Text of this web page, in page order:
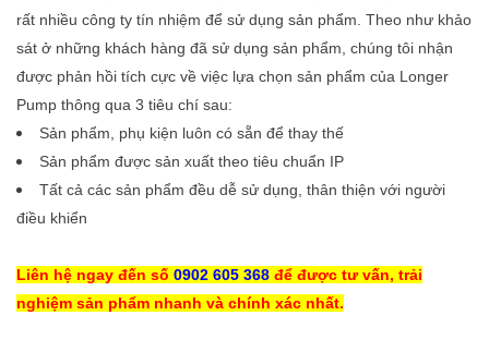
rất nhiều công ty tín nhiệm để sử dụng sản phẩm. Theo như khảo
sát ở những khách hàng đã sử dụng sản phẩm, chúng tôi nhận
được phản hồi tích cực về việc lựa chọn sản phẩm của Longer
Pump thông qua 3 tiêu chí sau:
Sản phẩm, phụ kiện luôn có sẵn để thay thế
Sản phẩm được sản xuất theo tiêu chuẩn IP
Tất cả các sản phẩm đều dễ sử dụng, thân thiện với người
điều khiển
Liên hệ ngay đến số 0902 605 368 để được tư vấn, trải
nghiệm sản phẩm nhanh và chính xác nhất.